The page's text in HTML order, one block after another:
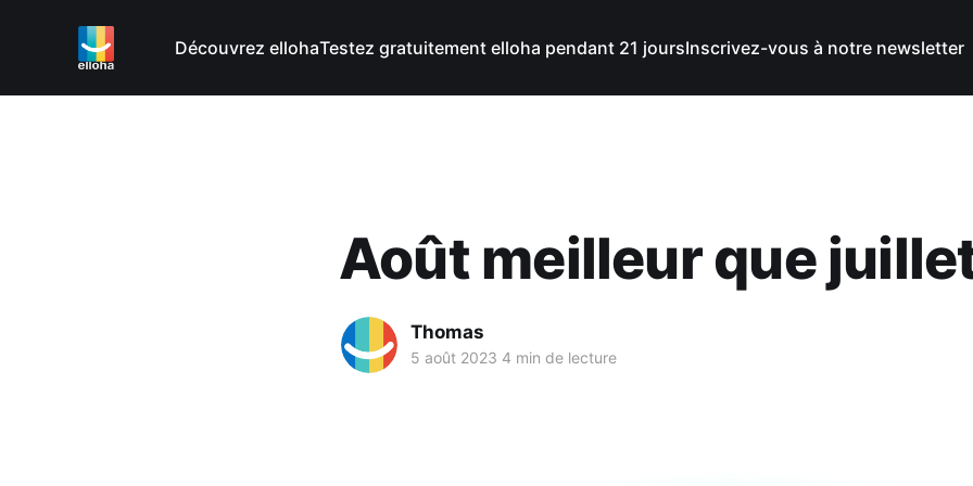
Découvrez ellohaTestez gratuitement elloha pendant 21 joursInscrivez-vous à notre newsletter
Août meilleur que
Thomas
5 août 2023 4 min de lecture